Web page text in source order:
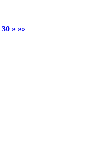
30 » »»